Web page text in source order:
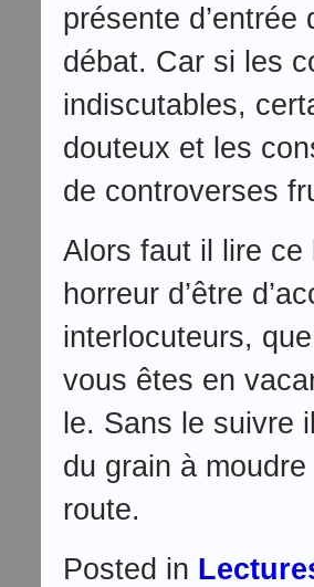
présente
débat. Car si les
indiscutables,
douteux et les
de controverses
Alors faut il lire
horreur d’être
interlocuteurs,
vous êtes en
le. Sans le suivre
du grain à
route.
Posted in